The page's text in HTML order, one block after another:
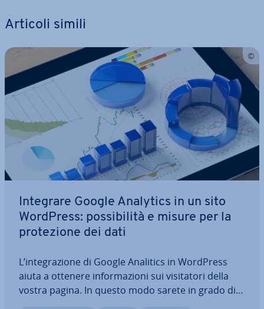
Articoli simili
Integrare Google Analytics in un sito
WordPress: pos­si­bi­li­tà e misure per la
pro­te­zio­ne dei dati
L’in­te­gra­zio­ne di Google Analitics in WordPress
aiuta a ottenere in­for­ma­zio­ni sui vi­si­ta­to­ri della
vostra pagina. In questo modo sarete in grado di